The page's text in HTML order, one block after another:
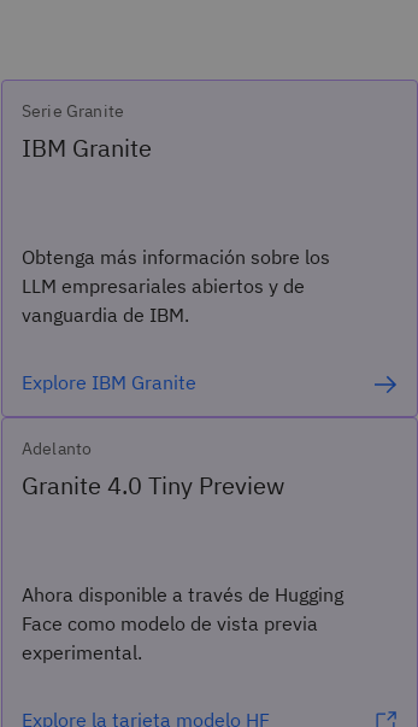
Serie Granite
IBM Granite
Obtenga más información sobre los
LLM empresariales abiertos y de
vanguardia de IBM.
Explore IBM Granite
Adelanto
Granite 4.0 Tiny Preview
Ahora disponible a través de Hugging
Face como modelo de vista previa
experimental.
Explore la tarjeta modelo HF